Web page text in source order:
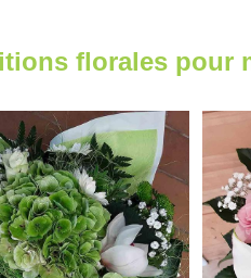
florales pour